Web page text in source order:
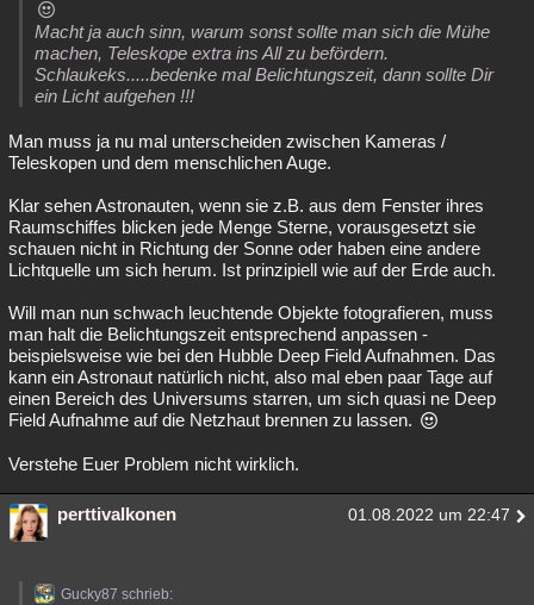
Macht ja auch sinn, warum sonst sollte man sich die Mühe
machen, Teleskope extra ins All zu befördern.
Schlaukeks.....bedenke mal Belichtungszeit, dann sollte Dir
ein Licht aufgehen !!!
Man muss ja nu mal unterscheiden zwischen Kameras /
Teleskopen und dem menschlichen Auge.
Klar sehen Astronauten, wenn sie z.B. aus dem Fenster ihres
Raumschiffes blicken jede Menge Sterne, vorausgesetzt sie
schauen nicht in Richtung der Sonne oder haben eine andere
Lichtquelle um sich herum. Ist prinzipiell wie auf der Erde auch.
Will man nun schwach leuchtende Objekte fotografieren, muss
man halt die Belichtungszeit entsprechend anpassen -
beispielsweise wie bei den Hubble Deep Field Aufnahmen. Das
kann ein Astronaut natürlich nicht, also mal eben paar Tage auf
einen Bereich des Universums starren, um sich quasi ne Deep
Field Aufnahme auf die Netzhaut brennen zu lassen.
Verstehe Euer Problem nicht wirklich.
perttivalkonen 01.08.2022 um 22:47
Gucky87 schrieb: